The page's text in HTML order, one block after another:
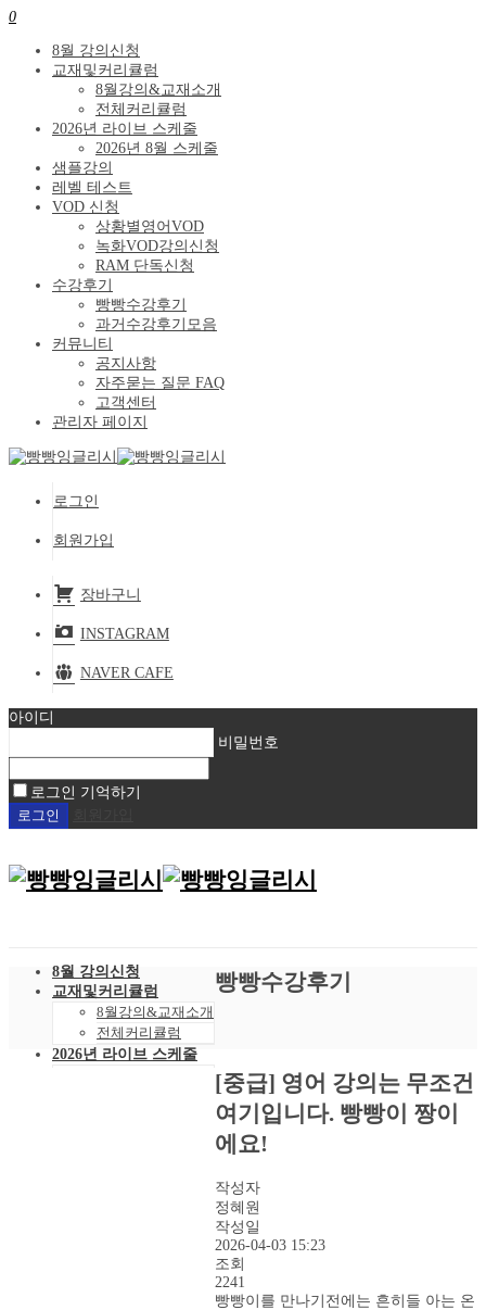
0
8월 강의신청
교재및커리큘럼
8월강의&교재소개
전체커리큘럼
2026년 라이브 스케줄
2026년 8월 스케줄
샘플강의
레벨 테스트
VOD 신청
상황별영어VOD
녹화VOD강의신청
RAM 단독신청
수강후기
빵빵수강후기
과거수강후기모음
커뮤니티
공지사항
자주묻는 질문 FAQ
고객센터
관리자 페이지
로그인
회원가입
장바구니
INSTAGRAM
NAVER CAFE
아이디
비밀번호
로그인 기억하기
8월 강의신청
교재및커리큘럼
8월강의&교재소개
전체커리큘럼
2026년 라이브 스케줄
빵빵수강후기
[중급] 영어 강의는 무조건
여기입니다. 빵빵이 짱이
에요!
작성자
정혜원
작성일
2026-04-03 15:23
조회
2241
빵빵이를 만나기전에는 흔히들 아는 온